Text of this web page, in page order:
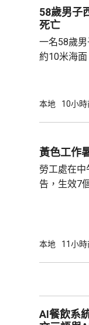
58歲男子
死亡
一名58歲
約10米海面
確定。
本地 10小時
黃色工作
勞工處在
告，生效7
本地 11小時
AI餐飲系